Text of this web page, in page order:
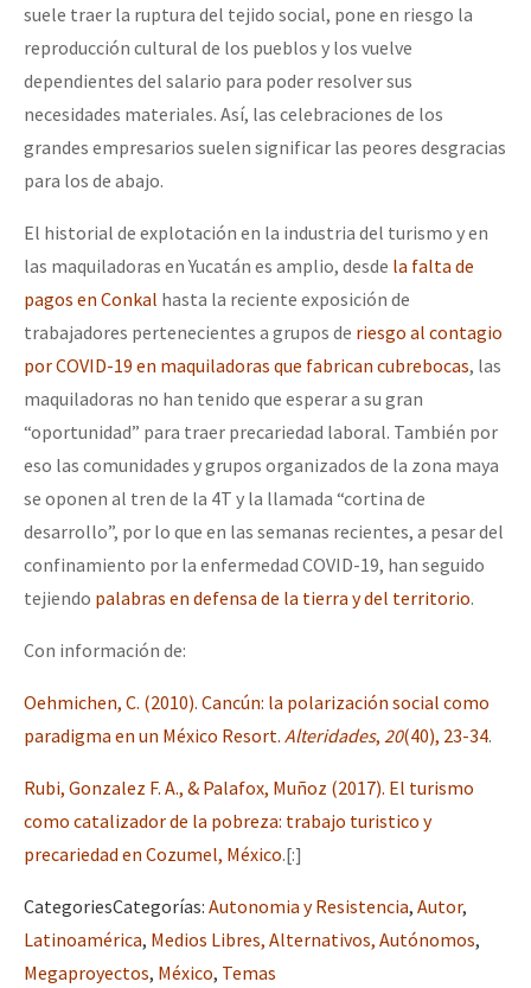
suele traer la ruptura del tejido social, pone en riesgo la
reproducción cultural de los pueblos y los vuelve
dependientes del salario para poder resolver sus
necesidades materiales. Así, las celebraciones de los
grandes empresarios suelen significar las peores desgracias
para los de abajo.
El historial de explotación en la industria del turismo y en
las maquiladoras en Yucatán es amplio, desde la falta de
pagos en Conkal hasta la reciente exposición de
trabajadores pertenecientes a grupos de riesgo al contagio
por COVID-19 en maquiladoras que fabrican cubrebocas, las
maquiladoras no han tenido que esperar a su gran
“oportunidad” para traer precariedad laboral. También por
eso las comunidades y grupos organizados de la zona maya
se oponen al tren de la 4T y la llamada “cortina de
desarrollo”, por lo que en las semanas recientes, a pesar del
confinamiento por la enfermedad COVID-19, han seguido
tejiendo palabras en defensa de la tierra y del territorio.
Con información de:
Oehmichen, C. (2010). Cancún: la polarización social como
paradigma en un México Resort. Alteridades, 20(40), 23-34.
Rubi, Gonzalez F. A., & Palafox, Muñoz (2017). El turismo
como catalizador de la pobreza: trabajo turistico y
precariedad en Cozumel, México.[:]
CategoriesCategorías: Autonomia y Resistencia, Autor,
Latinoamérica, Medios Libres, Alternativos, Autónomos,
Megaproyectos, México, Temas